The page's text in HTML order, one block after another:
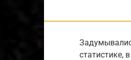
статистике,